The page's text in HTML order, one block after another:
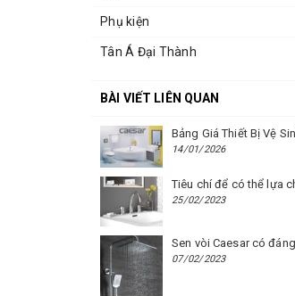
Phụ kiện
Tân Á Đại Thành
BÀI VIẾT LIÊN QUAN
14/01/2026
25/02/2023
07/02/2023